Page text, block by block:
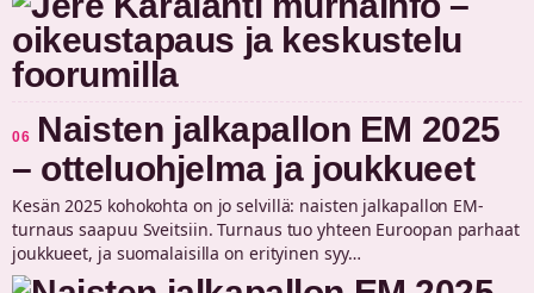
06 Naisten jalkapallon EM 2025
– otteluohjelma ja joukkueet
Kesän 2025 kohokohta on jo selvillä: naisten jalkapallon EM-
turnaus saapuu Sveitsiin. Turnaus tuo yhteen Euroopan parhaat
joukkueet, ja suomalaisilla on erityinen syy…